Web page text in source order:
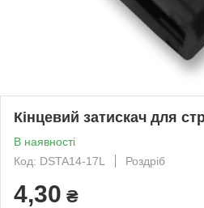
Кінцевий затискач для
В наявності
Код: DSTA14-17L
Роздріб
4,30 ₴